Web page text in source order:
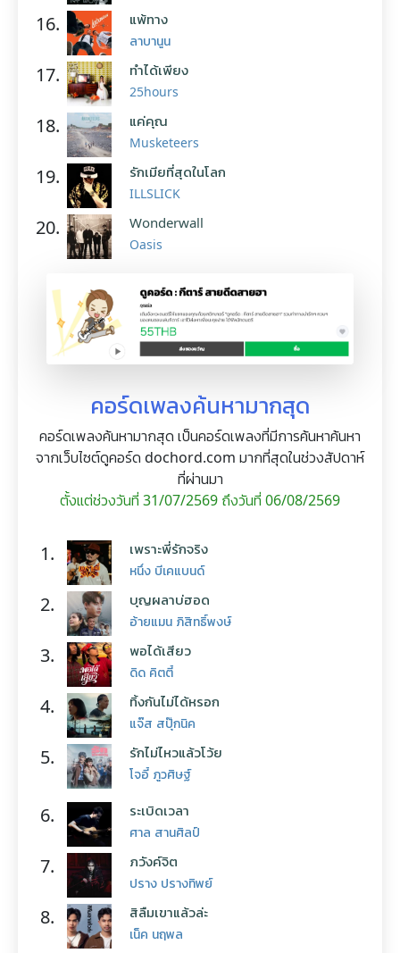
16. แพ้ทาง
ลาบานูน
17. ทำได้เพียง
25hours
18. แค่คุณ
Musketeers
19. รักเมียที่สุดในโลก
ILLSLICK
20. Wonderwall
Oasis
คอร์ดเพลงค้นหามากสุด
คอร์ดเพลงค้นหามากสุด เป็นคอร์ดเพลงที่มีการค้นหาค้นหา
จากเว็บไซต์ดูคอร์ด dochord.com มากที่สุดในช่วงสัปดาห์
ที่ผ่านมา
ตั้งแต่ช่วงวันที่ 31/07/2569 ถึงวันที่ 06/08/2569
1. เพราะพี่รักจริง
หนึ่ง บีเคแบนด์
2. บุญผลาบ่ฮอด
อ้ายแมน ภิสิทธิ์พงษ์
3. พอได้เสียว
ดิด คิตตี้
4. ทิ้งกันไม่ได้หรอก
แจ๊ส สปุ๊กนิค
5. รักไม่ไหวแล้วโว้ย
โจอี้ ภูวศิษฐ์
6. ระเบิดเวลา
ศาล สานศิลป์
7. ภวังค์จิต
ปราง ปรางทิพย์
8. สิลืมเขาแล้วล่ะ
เน็ค นฤพล